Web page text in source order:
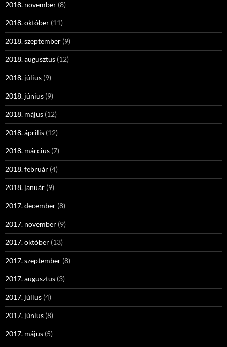
2018. november (8)
2018. október (11)
2018. szeptember (9)
2018. augusztus (12)
2018. július (9)
2018. június (9)
2018. május (12)
2018. április (12)
2018. március (7)
2018. február (4)
2018. január (9)
2017. december (8)
2017. november (9)
2017. október (13)
2017. szeptember (8)
2017. augusztus (3)
2017. július (4)
2017. június (8)
2017. május (5)